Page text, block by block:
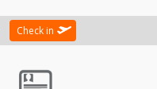
Check in